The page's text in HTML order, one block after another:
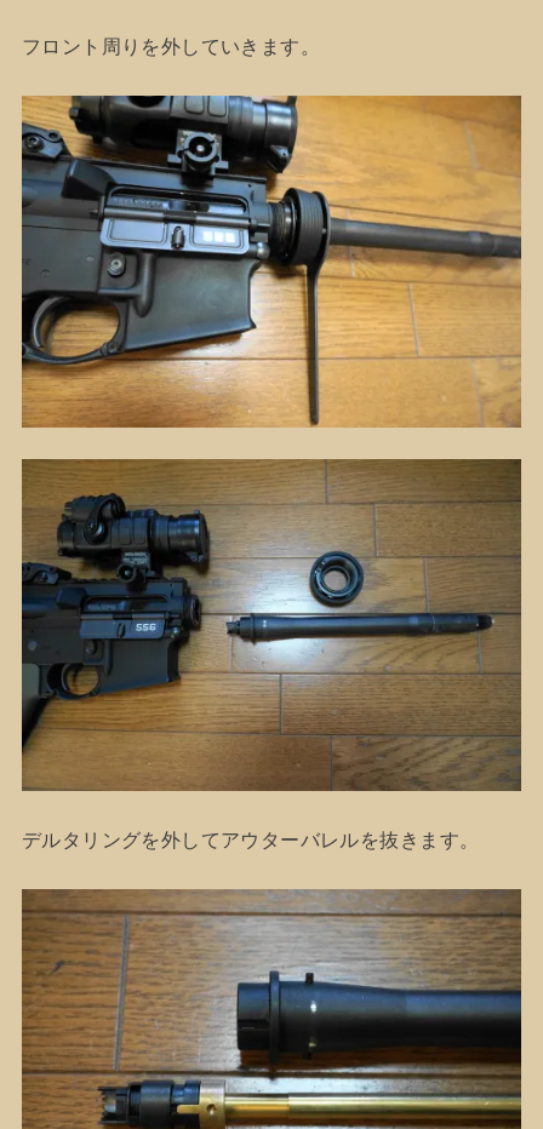
フロント周りを外していきます。
デルタリングを外してアウターバレルを抜きます。